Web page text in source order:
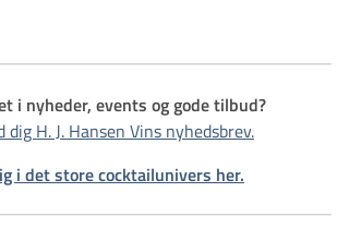
i nyheder, events og gode tilbud?
dig H. J. Hansen Vins nyhedsbrev.
i det store cocktailunivers her.